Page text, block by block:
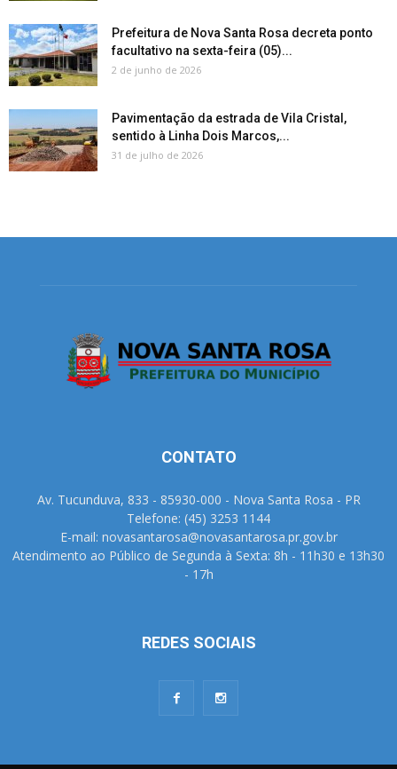
Prefeitura de Nova Santa Rosa decreta ponto
facultativo na sexta-feira (05)...
2 de junho de 2026
Pavimentação da estrada de Vila Cristal,
sentido à Linha Dois Marcos,...
31 de julho de 2026
CONTATO
Av. Tucunduva, 833 - 85930-000 - Nova Santa Rosa - PR
Telefone: (45) 3253 1144
E-mail: novasantarosa@novasantarosa.pr.gov.br
Atendimento ao Público de Segunda à Sexta: 8h - 11h30 e 13h30
- 17h
REDES SOCIAIS